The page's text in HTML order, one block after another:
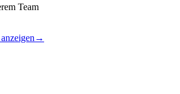
Team
→